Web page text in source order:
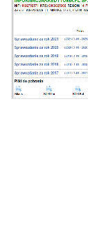
-
Możesz